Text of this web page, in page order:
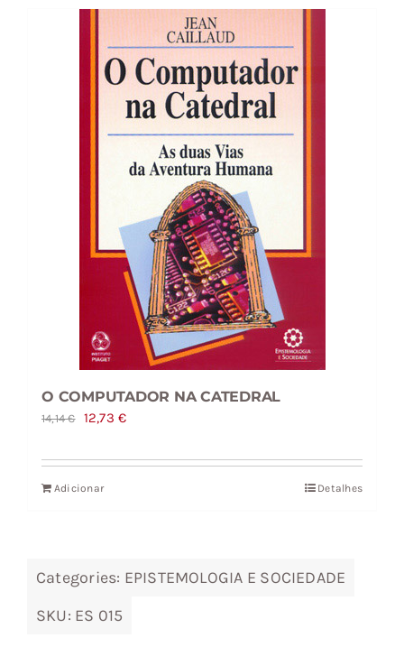
O COMPUTADOR NA CATEDRAL
14,14€
O
original
era:
12,73€O
atual
Adicionar Detalhes
Categories: EPISTEMOLOGIA E SOCIEDADE
SKU: ES 015